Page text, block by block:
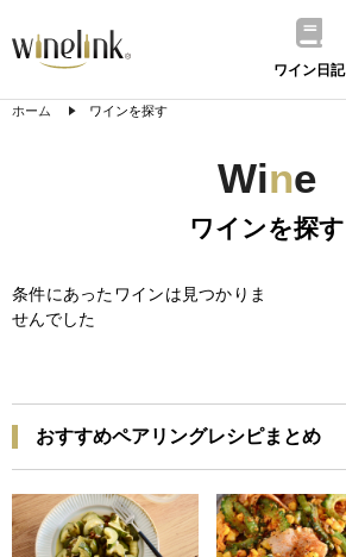
ワイン日記
ホーム ワインを探す
Wine
ワインを探す
条件にあったワインは見つかりま
せんでした
おすすめペアリングレシピまとめ